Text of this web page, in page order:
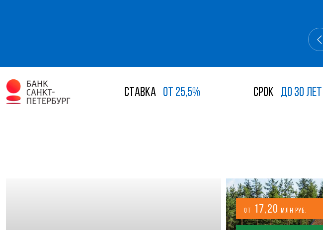
Ставка от 25,5% Срок до 30 лет
от 17,20млн руб.